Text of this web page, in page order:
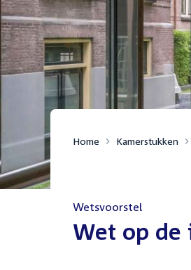
Home Kamerstukken
Wetsvoorstel
:Wet op de